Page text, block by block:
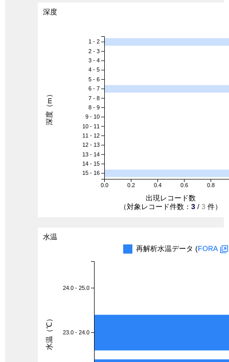
深度
0.0 0.2 0.4 0.6 0.8
1 - 2
2 - 3
3 - 4
4 - 5
5 - 6
6 - 7
7 - 8
8 - 9
9 - 10
10 - 11
11 - 12
12 - 13
13 - 14
14 - 15
15 - 16
出現レコード数
（対象レコード件数： 3 / 3 件）
深度（m）
水温
再解析水温データ (FORA
24.0 - 25.0
23.0 - 24.0
水温（℃）